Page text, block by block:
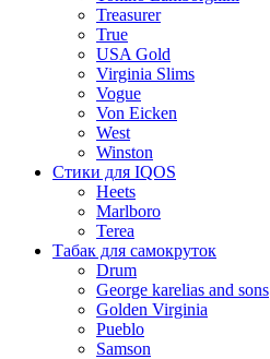
Treasurer
True
USA Gold
Virginia Slims
Vogue
Von Eicken
West
Winston
Стики для IQOS
Heets
Marlboro
Terea
Табак для самокруток
Drum
George karelias and sons
Golden Virginia
Pueblo
Samson